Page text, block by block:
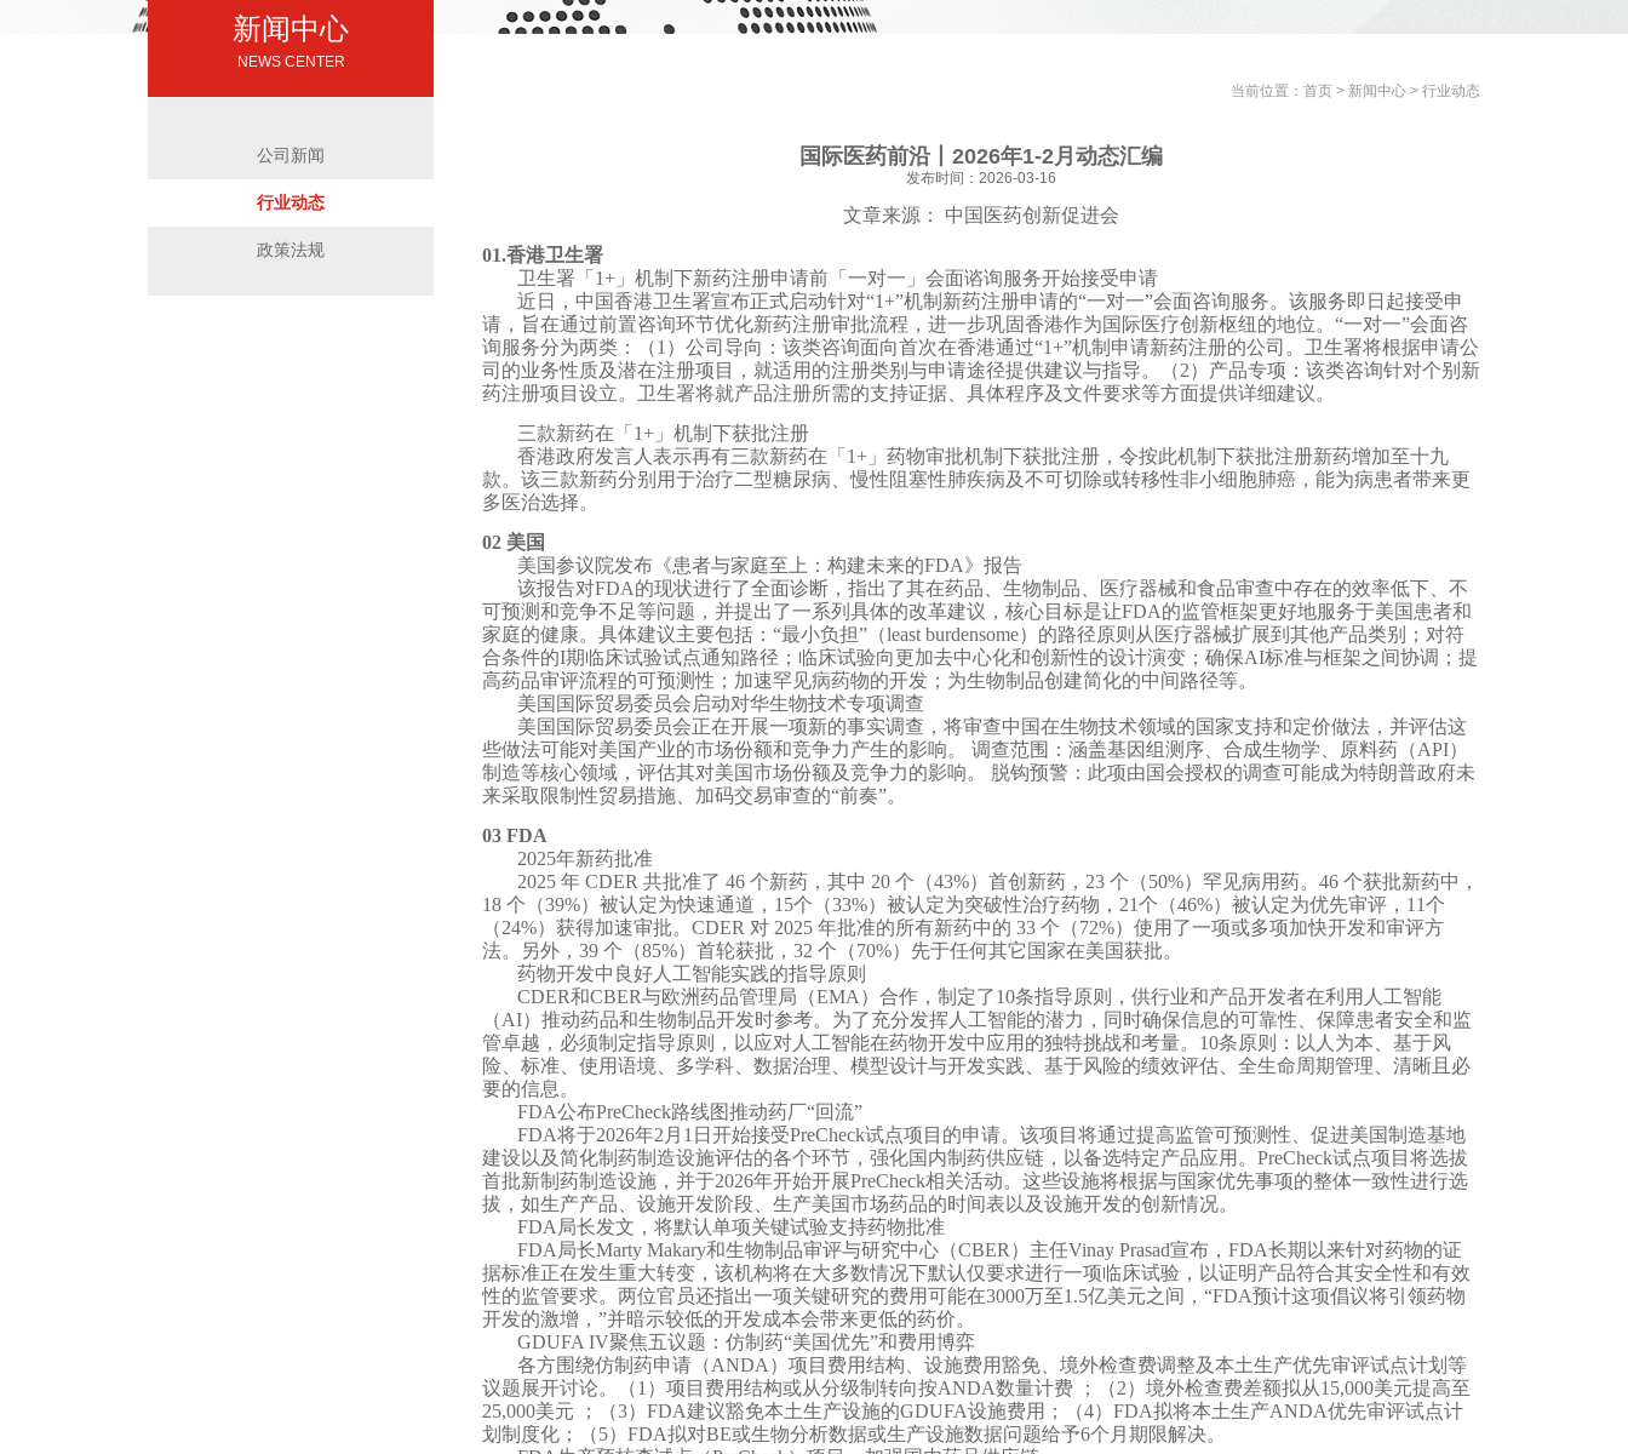
新闻中心
NEWS CENTER
公司新闻
行业动态
政策法规
当前位置： 首页 > 新闻中心 > 行业动态
国际医药前沿丨2026年1-2月动态汇编
发布时间：2026-03-16
文章来源： 中国医药创新促进会
01.香港卫生署
卫生署「1+」机制下新药注册申请前「一对一」会面谘询服务开始接受申请
近日，中国香港卫生署宣布正式启动针对“1+”机制新药注册申请的“一对一”会面咨询服务。该服务即日起接受申
请，旨在通过前置咨询环节优化新药注册审批流程，进一步巩固香港作为国际医疗创新枢纽的地位。“一对一”会面咨
询服务分为两类：（1）公司导向：该类咨询面向首次在香港通过“1+”机制申请新药注册的公司。卫生署将根据申请公
司的业务性质及潜在注册项目，就适用的注册类别与申请途径提供建议与指导。（2）产品专项：该类咨询针对个别新
药注册项目设立。卫生署将就产品注册所需的支持证据、具体程序及文件要求等方面提供详细建议。
三款新药在「1+」机制下获批注册
香港政府发言人表示再有三款新药在「1+」药物审批机制下获批注册，令按此机制下获批注册新药增加至十九
款。该三款新药分别用于治疗二型糖尿病、慢性阻塞性肺疾病及不可切除或转移性非小细胞肺癌，能为病患者带来更
多医治选择。
02 美国
美国参议院发布《患者与家庭至上：构建未来的FDA》报告
该报告对FDA的现状进行了全面诊断，指出了其在药品、生物制品、医疗器械和食品审查中存在的效率低下、不
可预测和竞争不足等问题，并提出了一系列具体的改革建议，核心目标是让FDA的监管框架更好地服务于美国患者和
家庭的健康。具体建议主要包括：“最小负担”（least burdensome）的路径原则从医疗器械扩展到其他产品类别；对符
合条件的I期临床试验试点通知路径；临床试验向更加去中心化和创新性的设计演变；确保AI标准与框架之间协调；提
高药品审评流程的可预测性；加速罕见病药物的开发；为生物制品创建简化的中间路径等。
美国国际贸易委员会启动对华生物技术专项调查
美国国际贸易委员会正在开展一项新的事实调查，将审查中国在生物技术领域的国家支持和定价做法，并评估这
些做法可能对美国产业的市场份额和竞争力产生的影响。 调查范围：涵盖基因组测序、合成生物学、原料药（API）
制造等核心领域，评估其对美国市场份额及竞争力的影响。 脱钩预警：此项由国会授权的调查可能成为特朗普政府未
来采取限制性贸易措施、加码交易审查的“前奏”。
03 FDA
2025年新药批准
2025 年 CDER 共批准了 46 个新药，其中 20 个（43%）首创新药，23 个（50%）罕见病用药。46 个获批新药中，
18 个（39%）被认定为快速通道，15个（33%）被认定为突破性治疗药物，21个（46%）被认定为优先审评，11个
（24%）获得加速审批。CDER 对 2025 年批准的所有新药中的 33 个（72%）使用了一项或多项加快开发和审评方
法。另外，39 个（85%）首轮获批，32 个（70%）先于任何其它国家在美国获批。
药物开发中良好人工智能实践的指导原则
CDER和CBER与欧洲药品管理局（EMA）合作，制定了10条指导原则，供行业和产品开发者在利用人工智能
（AI）推动药品和生物制品开发时参考。为了充分发挥人工智能的潜力，同时确保信息的可靠性、保障患者安全和监
管卓越，必须制定指导原则，以应对人工智能在药物开发中应用的独特挑战和考量。10条原则：以人为本、基于风
险、标准、使用语境、多学科、数据治理、模型设计与开发实践、基于风险的绩效评估、全生命周期管理、清晰且必
要的信息。
FDA公布PreCheck路线图推动药厂“回流”
FDA将于2026年2月1日开始接受PreCheck试点项目的申请。该项目将通过提高监管可预测性、促进美国制造基地
建设以及简化制药制造设施评估的各个环节，强化国内制药供应链，以备选特定产品应用。PreCheck试点项目将选拔
首批新制药制造设施，并于2026年开始开展PreCheck相关活动。这些设施将根据与国家优先事项的整体一致性进行选
拔，如生产产品、设施开发阶段、生产美国市场药品的时间表以及设施开发的创新情况。
FDA局长发文，将默认单项关键试验支持药物批准
FDA局长Marty Makary和生物制品审评与研究中心（CBER）主任Vinay Prasad宣布，FDA长期以来针对药物的证
据标准正在发生重大转变，该机构将在大多数情况下默认仅要求进行一项临床试验，以证明产品符合其安全性和有效
性的监管要求。两位官员还指出一项关键研究的费用可能在3000万至1.5亿美元之间，“FDA预计这项倡议将引领药物
开发的激增，”并暗示较低的开发成本会带来更低的药价。
GDUFA IV聚焦五议题：仿制药“美国优先”和费用博弈
各方围绕仿制药申请（ANDA）项目费用结构、设施费用豁免、境外检查费调整及本土生产优先审评试点计划等
议题展开讨论。（1）项目费用结构或从分级制转向按ANDA数量计费 ；（2）境外检查费差额拟从15,000美元提高至
25,000美元 ；（3）FDA建议豁免本土生产设施的GDUFA设施费用；（4）FDA拟将本土生产ANDA优先审评试点计
划制度化；（5）FDA拟对BE或生物分析数据或生产设施数据问题给予6个月期限解决。